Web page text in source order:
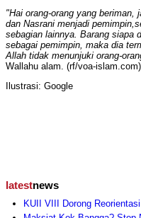
"Hai orang-orang yang beriman,
dan Nasrani menjadi
sebagian lainnya. Barang siapa
sebagai pemimpin, maka dia
Allah tidak menunjuki orang-
Wallahu alam. (rf/voa-islam.com)
Ilustrasi: Google
latestnews
KUII VIII Dorong